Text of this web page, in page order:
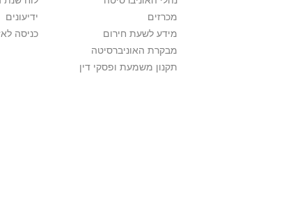
מכרזים
מידע לשעת חירום
מבקרת האוניברסיטה
תקנון משמעת ופסקי דין
ידיעונים
כניסה